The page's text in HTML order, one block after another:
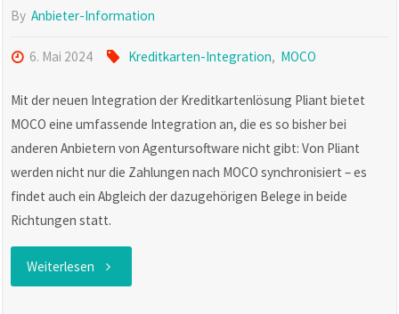
By Anbieter-Information
6. Mai 2024 Kreditkarten-Integration, MOCO
Mit der neuen Integration der Kreditkartenlösung Pliant bietet
MOCO eine umfassende Integration an, die es so bisher bei
anderen Anbietern von Agentursoftware nicht gibt: Von Pliant
werden nicht nur die Zahlungen nach MOCO synchronisiert – es
findet auch ein Abgleich der dazugehörigen Belege in beide
Richtungen statt.
Weiterlesen "MOCO-